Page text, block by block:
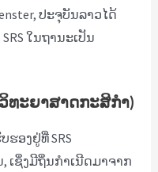
ປະຈຸບັນລາວໄດ້
ໃນຖານະເປັນ
ທະຍາສາດກະສິກຳ)
ຮອງຢູ່ທີ່ SRS
ເຊິ່ງມີຖິ່ນກຳເນີດມາຈາກ